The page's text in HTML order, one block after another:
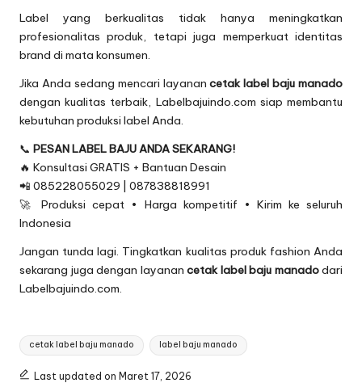
Label yang berkualitas tidak hanya meningkatkan
profesionalitas produk, tetapi juga memperkuat identitas
brand di mata konsumen.
Jika Anda sedang mencari layanancetak label baju manado
dengan kualitas terbaik, Labelbajuindo.com siap membantu
kebutuhan produksi label Anda.
📞 PESAN LABEL BAJU ANDA SEKARANG!
🔥 Konsultasi GRATIS + Bantuan Desain
📲 085228055029 | 087838818991
🚀 Produksi cepat • Harga kompetitif • Kirim ke seluruh
Indonesia
Jangan tunda lagi. Tingkatkan kualitas produk fashion Anda
sekarang juga dengan layanan cetak label baju manadodari
Labelbajuindo.com.
Tags:
cetak label baju manado label baju manado
Last updated on Maret 17, 2026